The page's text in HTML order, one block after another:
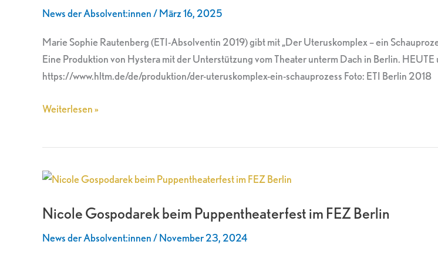
News der Absolvent:innen/März 16, 2025
Marie Sophie Rautenberg (ETI-Absolventin 2019) gibt mit „Der Uteruskomplex – ein
Eine Produktion von Hystera mit der Unterstützung vom Theater unterm Dach in Berlin.
https://www.hltm.de/de/produktion/der-uteruskomplex-ein-schauprozess Foto: ETI Berlin 2018
Uteruskomplex“
am
Hessischen
Landestheater
Weiterlesen »
Nicole Gospodarek beim Puppentheaterfest im FEZ Berlin
News der Absolvent:innen/November 23, 2024
Nicole
beim
im